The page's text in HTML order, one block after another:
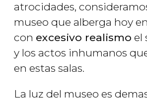
atrocidades,
museo que alberga hoy
con excesivo realismo el
y los actos inhumanos
en estas salas.
La luz del museo es